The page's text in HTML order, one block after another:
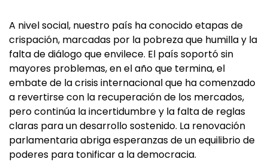
A nivel social, nuestro país ha conocido etapas de
crispación, marcadas por la pobreza que humilla y la
falta de diálogo que envilece. El país soportó sin
mayores problemas, en el año que termina, el
embate de la crisis internacional que ha comenzado
a revertirse con la recuperación de los mercados,
pero continúa la incertidumbre y la falta de reglas
claras para un desarrollo sostenido. La renovación
parlamentaria abriga esperanzas de un equilibrio de
poderes para tonificar a la democracia.